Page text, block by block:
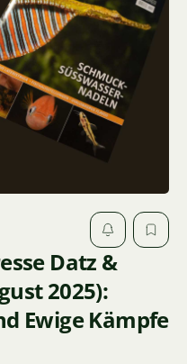
Datz &
2025):
Ewige Kämpfe